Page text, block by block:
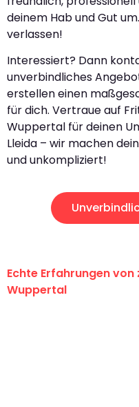
deinem Hab und Gut
verlassen!
Interessiert? Dann
unverbindliches
erstellen einen
für dich. Vertraue auf
Wuppertal für deinen
Lleida – wir machen
und unkompliziert!
Echte Erfahrungen
Wuppertal